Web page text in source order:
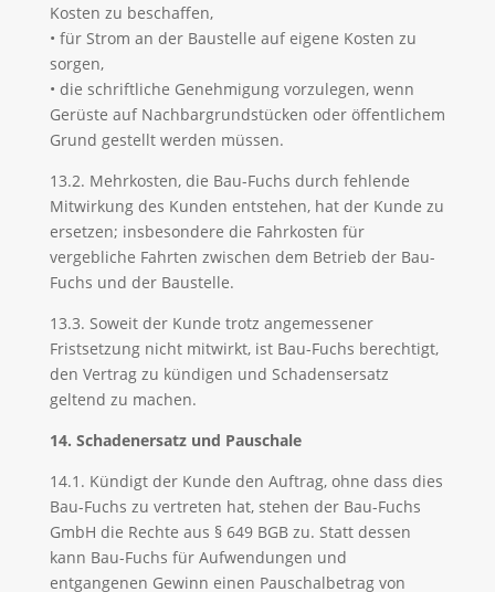
Kosten zu beschaffen,
• für Strom an der Baustelle auf eigene Kosten zu
sorgen,
• die schriftliche Genehmigung vorzulegen, wenn
Gerüste auf Nachbargrundstücken oder öffentlichem
Grund gestellt werden müssen.
13.2. Mehrkosten, die Bau-Fuchs durch fehlende
Mitwirkung des Kunden entstehen, hat der Kunde zu
ersetzen; insbesondere die Fahrkosten für
vergebliche Fahrten zwischen dem Betrieb der Bau-
Fuchs und der Baustelle.
13.3. Soweit der Kunde trotz angemessener
Fristsetzung nicht mitwirkt, ist Bau-Fuchs berechtigt,
den Vertrag zu kündigen und Schadensersatz
geltend zu machen.
14. Schadenersatz und Pauschale
14.1. Kündigt der Kunde den Auftrag, ohne dass dies
Bau-Fuchs zu vertreten hat, stehen der Bau-Fuchs
GmbH die Rechte aus § 649 BGB zu. Statt dessen
kann Bau-Fuchs für Aufwendungen und
entgangenen Gewinn einen Pauschalbetrag von